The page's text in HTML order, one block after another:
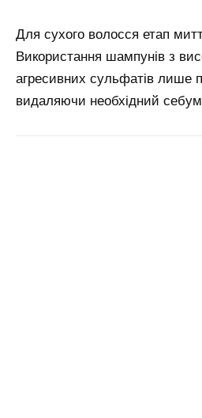
Для сухого волосся етап
Використання шампунів з
агресивних сульфатів лише
видаляючи необхідний